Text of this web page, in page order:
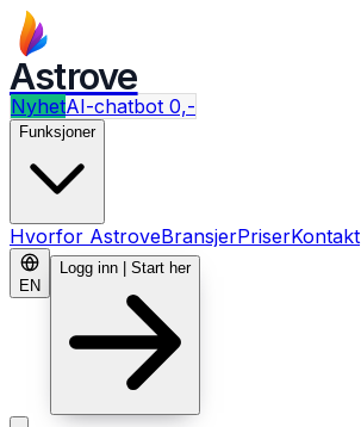
Astrove
NyhetAI-chatbot 0,-
Funksjoner
Hvorfor AstroveBransjerPriserKontakt
EN
Logg inn | Start her